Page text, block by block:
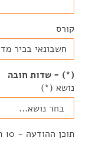
קורס
(*) - שדות חובה
נושא (*)
תוכן ההודעה - 10 תווים לפחות (*)